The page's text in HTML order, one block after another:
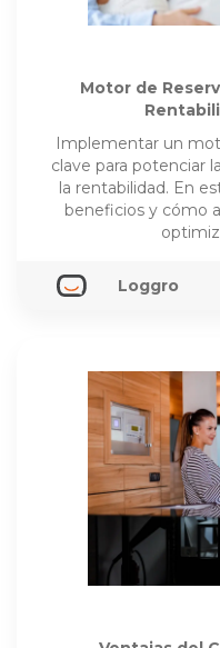
Motor de
Implementar un
clave para potenciar
la rentabilidad. En
beneficios y cómo
Loggro